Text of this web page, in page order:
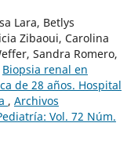
Lara, Betlys
Zibaoui, Carolina
Sandra Romero,
Biopsia renal en
de 28 años. Hospital
, Archivos
Vol. 72 Núm.